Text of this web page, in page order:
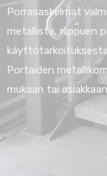
Porrasaskelmat
metallista, riippuen
Portaiden
mukaan tai